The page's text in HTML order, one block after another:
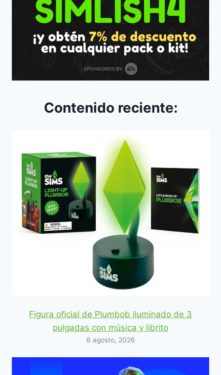
Contenido reciente:
Figura oficial de Plumbob iluminado de 3
pulgadas con música y librito
6 agosto, 2026